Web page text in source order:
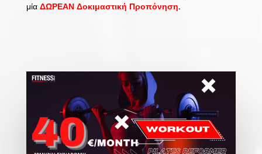
μία ΔΩΡΕΑΝ Δοκιμαστική Προπόνηση.